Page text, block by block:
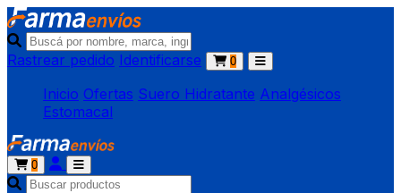
Rastrear pedido Identificarse 0
Inicio Ofertas Suero Hidratante Analgésicos
Estomacal
0